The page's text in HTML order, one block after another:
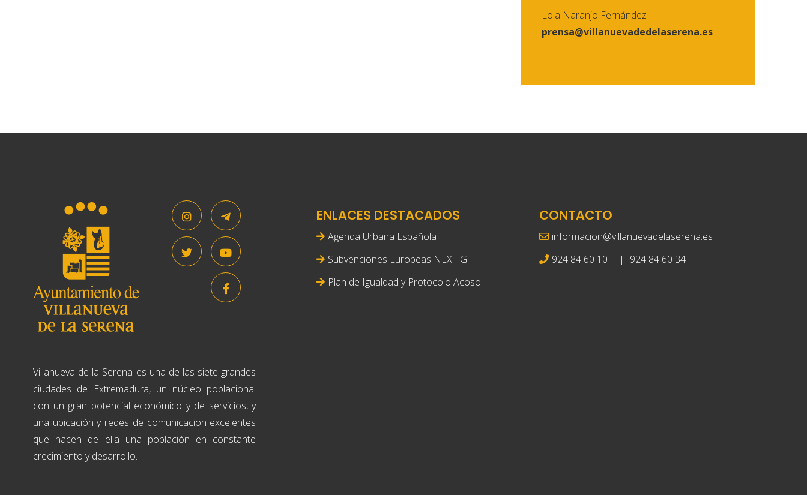
Lola Naranjo Fernández
prensa@villanuevadedelaserena.es
Villanueva de la Serena es una de las siete grandes
ciudades de Extremadura, un núcleo poblacional
con un gran potencial económico y de servicios, y
una ubicación y redes de comunicacion excelentes
que hacen de ella una población en constante
crecimiento y desarrollo.
ENLACES DESTACADOS
Agenda Urbana Española
Subvenciones Europeas NEXT G
Plan de Igualdad y Protocolo Acoso
CONTACTO
informacion@villanuevadelaserena.es
924 84 60 10
| 924 84 60 34